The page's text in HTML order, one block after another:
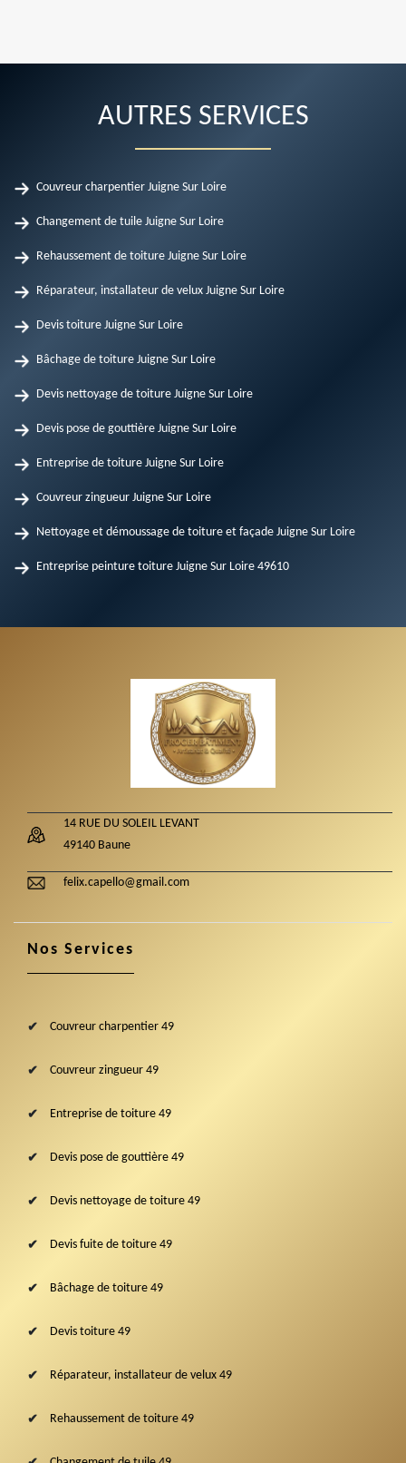
AUTRES SERVICES
Couvreur charpentier Juigne Sur Loire
Changement de tuile Juigne Sur Loire
Rehaussement de toiture Juigne Sur Loire
Réparateur, installateur de velux Juigne Sur Loire
Devis toiture Juigne Sur Loire
Bâchage de toiture Juigne Sur Loire
Devis nettoyage de toiture Juigne Sur Loire
Devis pose de gouttière Juigne Sur Loire
Entreprise de toiture Juigne Sur Loire
Couvreur zingueur Juigne Sur Loire
Nettoyage et démoussage de toiture et façade Juigne Sur Loire
Entreprise peinture toiture Juigne Sur Loire 49610
14 RUE DU SOLEIL LEVANT
49140 Baune
felix.capello@gmail.com
Nos Services
Couvreur charpentier 49
Couvreur zingueur 49
Entreprise de toiture 49
Devis pose de gouttière 49
Devis nettoyage de toiture 49
Devis fuite de toiture 49
Bâchage de toiture 49
Devis toiture 49
Réparateur, installateur de velux 49
Rehaussement de toiture 49